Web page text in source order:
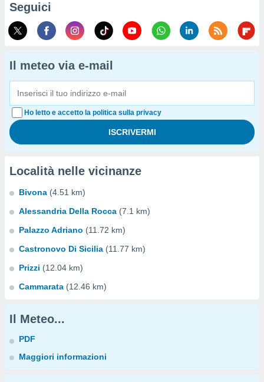
Seguici
Il meteo via e-mail
Ho letto e accetto la politica sulla privacy
Località nelle vicinanze
Bivona (4.51 km)
Alessandria Della Rocca (7.1 km)
Palazzo Adriano (11.72 km)
Castronovo Di Sicilia (11.77 km)
Prizzi (12.04 km)
Cammarata (12.46 km)
Il Meteo...
PDF
Maggiori informazioni